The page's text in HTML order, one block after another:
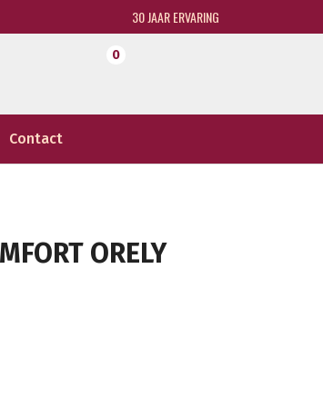
30 JAAR ERVARING
0
Contact
ORELY